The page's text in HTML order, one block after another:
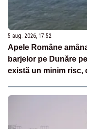
5 aug. 2026, 17:52
Apele Române
barjelor pe Dunăre
există un minim risc,